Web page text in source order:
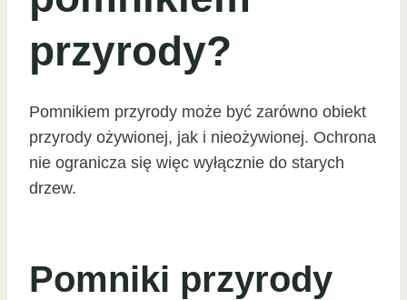
przyrody?
Pomnikiem przyrody może być zarówno obiekt
przyrody ożywionej, jak i nieożywionej. Ochrona
nie ogranicza się więc wyłącznie do starych
drzew.
Pomniki przyrody